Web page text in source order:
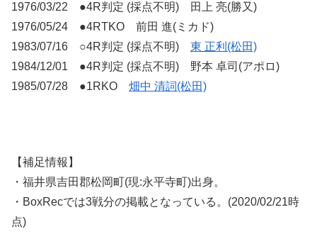
1976/03/22 ●4R判定 (採点不明) 田上 亮(勝又)
1976/05/24 ●4RTKO 前田 進(ミカド)
1983/07/16 ○4R判定 (採点不明) 東 正利(松田)
1984/12/01 ●4R判定 (採点不明) 野本 卓司(アポロ)
1985/07/28 ●1RKO 畑中 清詞(松田)
【補足情報】
・福井県吉田郡松岡町(現:永平寺町)出身。
・BoxRecでは3戦分の掲載となっている。(2020/02/21時
点)